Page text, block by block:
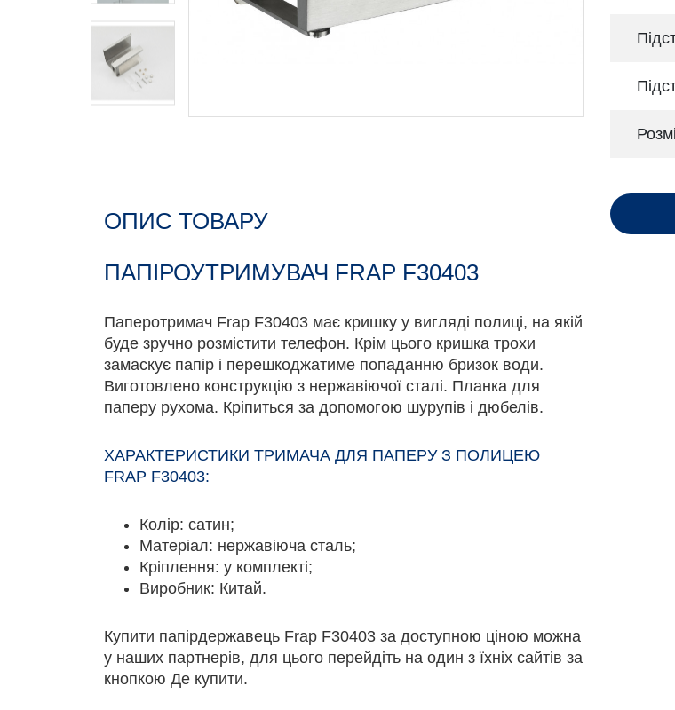
ОПИС ТОВАРУ
ПАПІРОУТРИМУВАЧ FRAP F30403
Паперотримач Frap F30403 має кришку у вигляді полиці, на якій
буде зручно розмістити телефон. Крім цього кришка трохи
замаскує папір і перешкоджатиме попаданню бризок води.
Виготовлено конструкцію з нержавіючої сталі. Планка для
паперу рухома. Кріпиться за допомогою шурупів і дюбелів.
ХАРАКТЕРИСТИКИ ТРИМАЧА ДЛЯ ПАПЕРУ З ПОЛИЦЕЮ
FRAP F30403:
Колір: сатин;
Матеріал: нержавіюча сталь;
Кріплення: у комплекті;
Виробник: Китай.
Купити папірдержавець Frap F30403 за доступною ціною можна
у наших партнерів, для цього перейдіть на один з їхніх сайтів за
кнопкою Де купити.